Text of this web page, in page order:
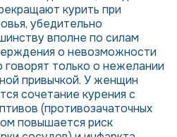
курить при
убедительно
вполне по силам
о невозможности
говорят только о нежелании
привычкой. У женщин
сочетание курения с
(противозачаточных
повышается риск